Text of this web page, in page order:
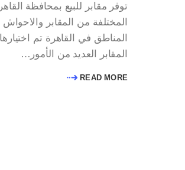
توفر مقابر للبيع بمحافظة
المختلفة من المقابر
المناطق في القاهرة تم
المقابر العديد من الأمور…
READ MORE